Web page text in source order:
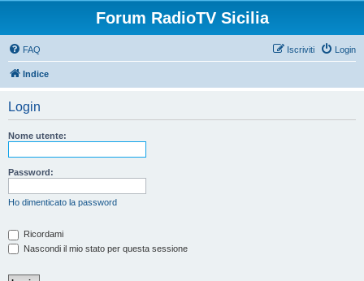
Forum RadioTV Sicilia
FAQ Login
Iscriviti
Indice
Login
Nome utente:
Password:
Ho dimenticato la password
Ricordami
Nascondi il mio stato per questa sessione